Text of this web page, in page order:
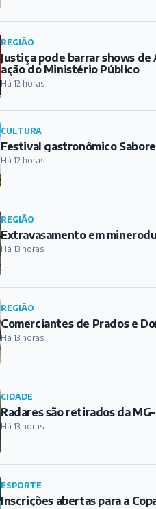
REGIÃO
Justiça pode barrar shows de
ação do Ministério Público
Há 12 horas
CULTURA
Festival gastronômico
Há 12 horas
REGIÃO
Extravasamento em
Há 13 horas
REGIÃO
Comerciantes de Prados e
Há 13 horas
CIDADE
Radares são retirados da
Há 13 horas
ESPORTE
Inscrições abertas para a